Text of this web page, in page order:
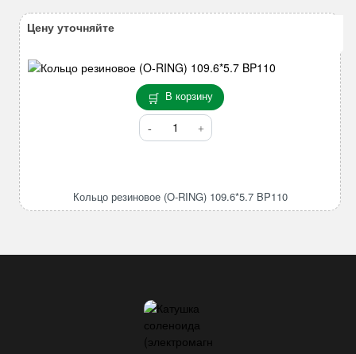
В корзину
Количество
товара
RING)
Кольцо резиновое (O-RING) 109.6*5.7 BP110
Цену уточняйте